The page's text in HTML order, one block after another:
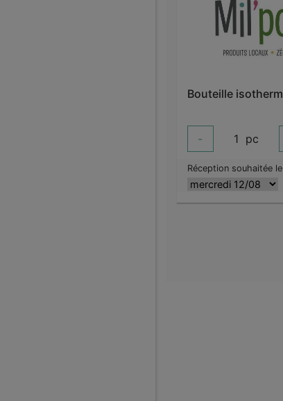
- 1 pc
Réception souhaitée le